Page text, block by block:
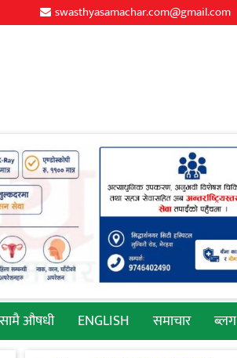
swasthyasamachar.com@gmail.com
औषधी ENGLISH समाचार ब्लग